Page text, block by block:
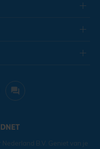
Nederland B.V. Geniet van je